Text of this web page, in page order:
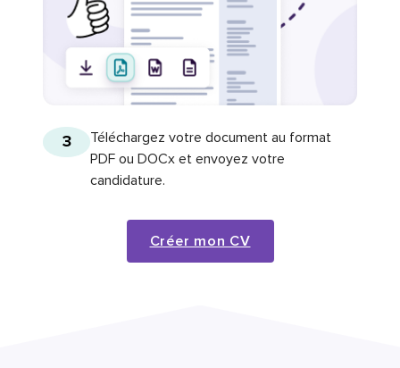
3
Téléchargez votre document au format
PDF ou DOCx et envoyez votre
candidature.
Créer mon CV